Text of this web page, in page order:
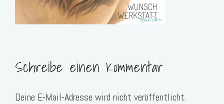
Schreibe einen Kommentar
Deine E-Mail-Adresse wird nicht veröffentlicht.